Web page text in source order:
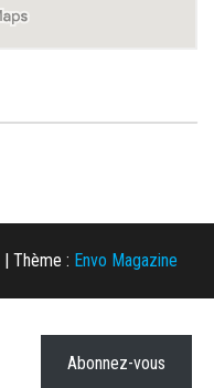
| Thème : Envo Magazine
Abonnez-vous